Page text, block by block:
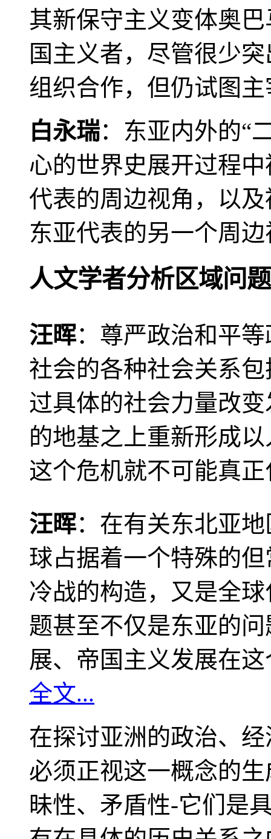
其新保守主义变体奥
国主义者，尽管很少
组织合作，但仍试图
白永瑞：东亚内外的“
心的世界史展开过程
代表的周边视角，以
东亚代表的另一个周
人文学者分析区域问题
汪晖：尊严政治和平
社会的各种社会关系
过具体的社会力量改
的地基之上重新形成
这个危机就不可能真
汪晖：在有关东北亚
球占据着一个特殊的
冷战的构造，又是全
题甚至不仅是东亚的
展、帝国主义发展在
全文...
在探讨亚洲的政治、
必须正视这一概念的
昧性、矛盾性-它们是